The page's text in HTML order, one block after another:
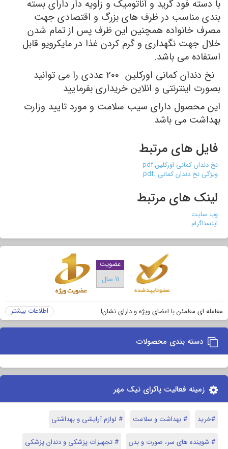
با دسته فود گرید و آناتومیک و زاویه دار دارای بسته
بندی مناسب در ظرف های بزرگ و اقتصادی جهت
مصرف خانواده همچنین این ظرف پس از تمام شدن
خلال جهت نگهداری و گرم کردن غذا در مایکرویو قابل
استفاده می باشد.
نخ دندان کمانی اورکلین 200 عددی را می توانید
بصورت اینترنتی و انلاین خریداری بفرمایید
این محصول دارای سیب سلامت و مورد تایید وزارت
بهداشت می باشد
فایل های مرتبط
نخ دندان کمانی اورکلین.pdf
ویژگی نخ دندان کمانی .pdf
لینک های مرتبط
وب سایت
اینستاگرام
عضویت
11 سال
معامله ای مطمئن با اعضای ویژه و دارای نشان! اطلاعات بیشتر
دسته بندی محصولات
زمینه فعالیت پاکرای نیک مهر
#خرید # بهداشت و سلامت # لوازم آرایشی و بهداشتی
# شوینده های سر، صورت و بدن # تجهیزات پزشکی و دندان پزشکی